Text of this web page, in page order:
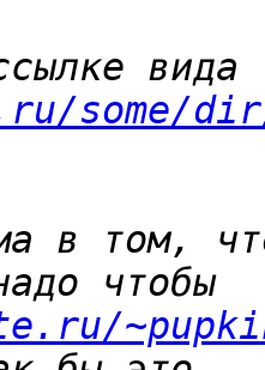
some/
в том,